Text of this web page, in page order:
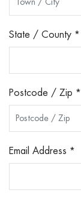
State / County *
Postcode / Zip *
Email Address *